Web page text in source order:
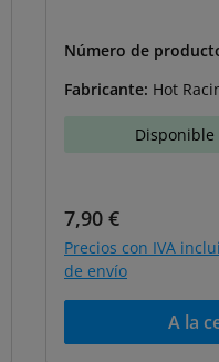
Número de
Fabricante: Hot
Disponible
Precio normal:
7,90 €
Precios con IVA
de envío
A la